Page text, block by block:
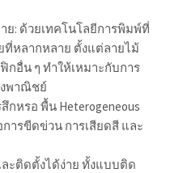
ย: ด้วยเทคโนโลยีการพิมพ์ที่
ที่หลากหลาย ตั้งแต่ลายไม้
กอื่น ๆ ทำให้เหมาะกับการ
งพาณิชย์
หรอ พื้น Heterogeneous
ารขีดข่วน การเสียดสี และ
ะติดตั้งได้ง่าย ทั้งแบบติด